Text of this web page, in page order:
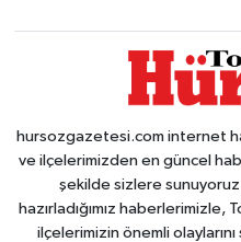
hursozgazetesi.com internet
ve ilçelerimizden en güncel
şekilde sizlere
hazırladığımız haberlerimizle,
ilçelerimizin önemli